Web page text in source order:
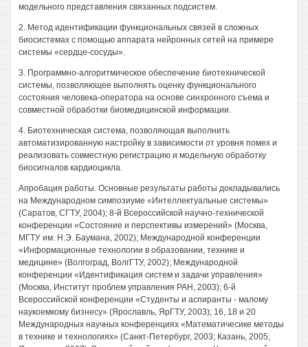
модельного представления связанных подсистем.
2. Метод идентификации функциональных связей в сложных
биосистемах с помощью аппарата нейронных сетей на примере
системы «сердце-сосуды».
3. Программно-алгоритмическое обеспечение биотехнической
системы, позволяющее выполнять оценку функционального
состояния человека-оператора на основе синхронного съема и
совместной обработки биомедицинской информации.
4. Биотехническая система, позволяющая выполнить
автоматизированную настройку в зависимости от уровня помех и
реализовать совместную регистрацию и модельную обработку
биосигналов кардиоцикла.
Апробация работы. Основные результаты работы докладывались
на Международном симпозиуме «Интеллектуальные системы»
(Саратов, СГТУ, 2004); 8-й Всероссийской научно-технической
конференции «Состояние и перспективы измерений» (Москва,
МГТУ им. Н.Э. Баумана, 2002); Международной конференции
«Информационные технологии в образовании, технике и
медицине» (Волгоград, ВолгГТУ, 2002); Международной
конференции «Идентификация систем и задачи управления»
(Москва, Институт проблем управления РАН, 2003); 6-й
Всероссийской конференции «Студенты и аспиранты - малому
наукоемкому бизнесу» (Ярославль, ЯрГТУ, 2003); 16, 18 и 20
Международных научных конференциях «Математичесике методы
в технике и технологиях» (Санкт-Петербург, 2003; Казань, 2005;